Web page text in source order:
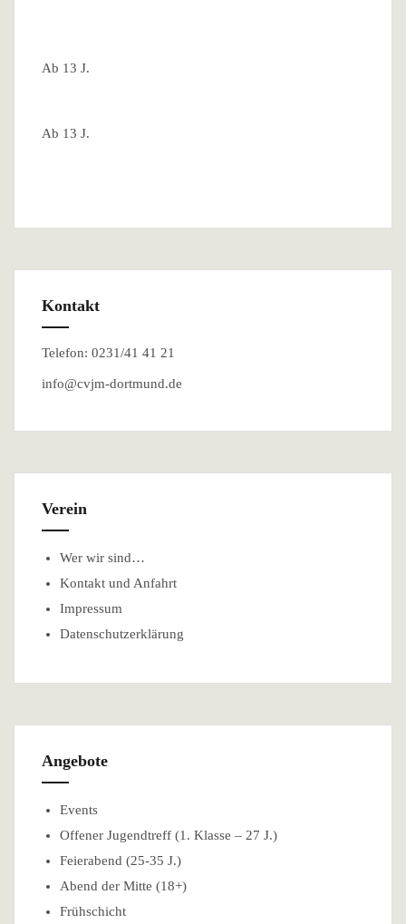
Ab 13 J.
Ab 13 J.
Kontakt
Telefon: 0231/41 41 21
info@cvjm-dortmund.de
Verein
Wer wir sind…
Kontakt und Anfahrt
Impressum
Datenschutzerklärung
Angebote
Events
Offener Jugendtreff (1. Klasse – 27 J.)
Feierabend (25-35 J.)
Abend der Mitte (18+)
Frühschicht